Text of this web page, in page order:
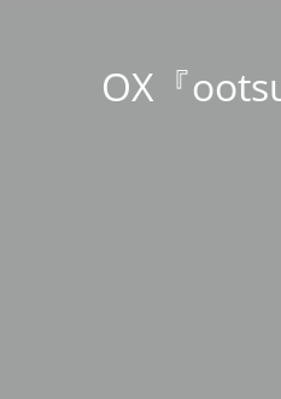
OX『